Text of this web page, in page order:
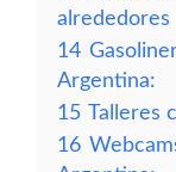
alrededores
14
Argentina:
15 Talleres
16